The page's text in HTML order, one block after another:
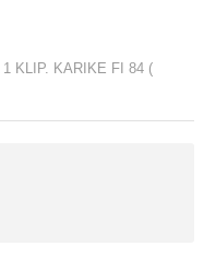
KLIP. KARIKE FI 84 (